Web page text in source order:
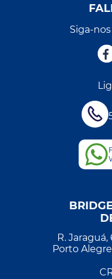
Siga-
R.
Porto